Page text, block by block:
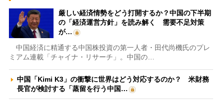
厳しい経済情勢をどう打開するか？中国の下半期
の「経済運営方針」を読み解く 需要不足対策
が…
中国経済に精通する中国株投資の第一人者・田代尚機氏のプレ
ミアム連載「チャイナ・リサーチ」。中国の…
中国「Kimi K3」の衝撃に世界はどう対応するのか？ 米財務
長官が検討する「蒸留を行う中国…